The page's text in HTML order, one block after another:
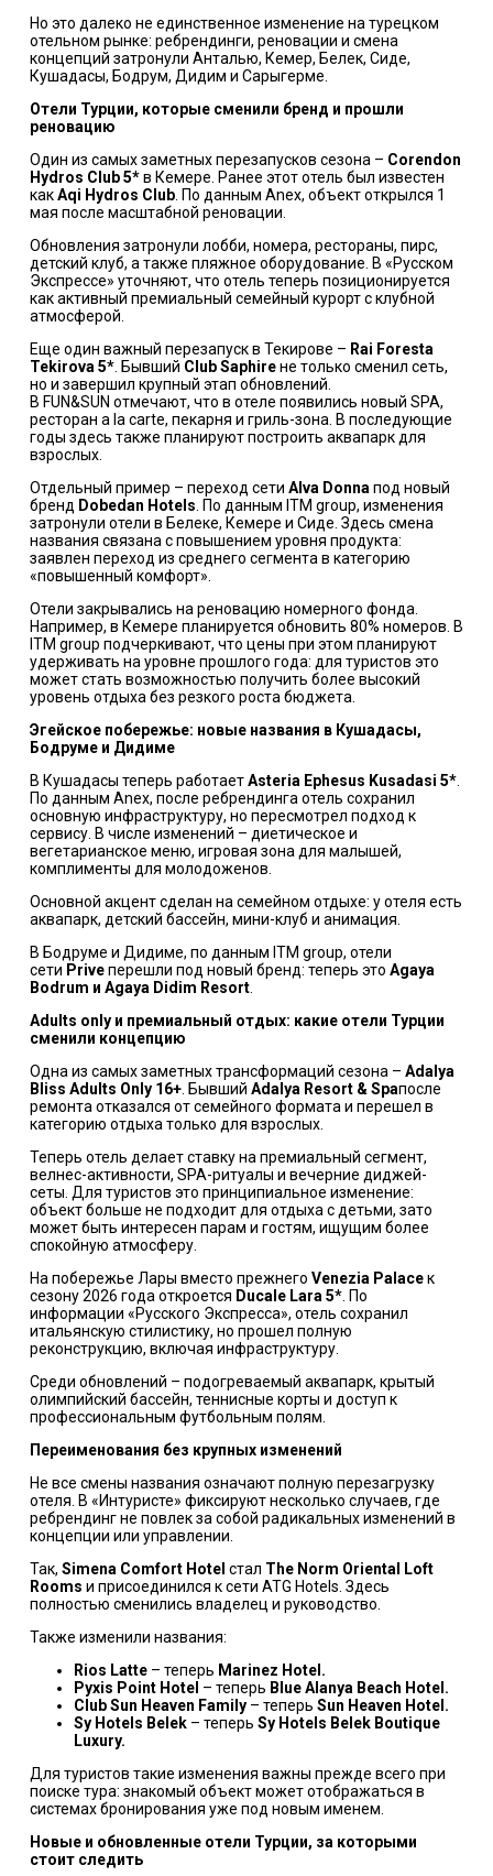
Но это далеко не единственное изменение на турецком
отельном рынке: ребрендинги, реновации и смена
концепций затронули Анталью, Кемер, Белек, Сиде,
Кушадасы, Бодрум, Дидим и Сарыгерме.
Отели Турции, которые сменили бренд и прошли
реновацию
Один из самых заметных перезапусков сезона – Corendon
Hydros Club 5*в Кемере. Ранее этот отель был известен
какAqi Hydros Club. По данным Anex, объект открылся 1
мая после масштабной реновации.
Обновления затронули лобби, номера, рестораны, пирс,
детский клуб, а также пляжное оборудование. В «Русском
Экспрессе» уточняют, что отель теперь позиционируется
как активный премиальный семейный курорт с клубной
атмосферой.
Еще один важный перезапуск в Текирове – Rai Foresta
Tekirova 5*. Бывший Club Saphireне только сменил сеть,
но и завершил крупный этап обновлений.
В FUN&SUN отмечают, что в отеле появились новый SPA,
ресторан a la carte, пекарня и гриль-зона. В последующие
годы здесь также планируют построить аквапарк для
взрослых.
Отдельный пример – переход сети Alva Donna под новый
бренд Dobedan Hotels . По данным ITM group, изменения
затронули отели в Белеке, Кемере и Сиде. Здесь смена
названия связана с повышением уровня продукта:
заявлен переход из среднего сегмента в категорию
«повышенный комфорт».
Отели закрывались на реновацию номерного фонда.
Например, в Кемере планируется обновить 80% номеров. В
ITM group подчеркивают, что цены при этом планируют
удерживать на уровне прошлого года: для туристов это
может стать возможностью получить более высокий
уровень отдыха без резкого роста бюджета.
Эгейское побережье: новые названия в Кушадасы,
Бодруме и Дидиме
В Кушадасы теперь работаетAsteria Ephesus Kusadasi 5*.
По данным Anex, после ребрендинга отель сохранил
основную инфраструктуру, но пересмотрел подход к
сервису. В числе изменений – диетическое и
вегетарианское меню, игровая зона для малышей,
комплименты для молодоженов.
Основной акцент сделан на семейном отдыхе: у отеля есть
аквапарк, детский бассейн, мини-клуб и анимация.
В Бодруме и Дидиме, по данным ITM group, отели
сети Priveперешли под новый бренд: теперь это Agaya
Bodrum и Agaya Didim Resort.
Adults only и премиальный отдых: какие отели Турции
сменили концепцию
Одна из самых заметных трансформаций сезона – Adalya
Bliss Adults Only 16+. Бывший Adalya Resort & Spaпосле
ремонта отказался от семейного формата и перешел в
категорию отдыха только для взрослых.
Теперь отель делает ставку на премиальный сегмент,
велнес-активности, SPA-ритуалы и вечерние диджей-
сеты. Для туристов это принципиальное изменение:
объект больше не подходит для отдыха с детьми, зато
может быть интересен парам и гостям, ищущим более
спокойную атмосферу.
На побережье Лары вместо прежнего Venezia Palaceк
сезону 2026 года откроется Ducale Lara 5*. По
информации «Русского Экспресса», отель сохранил
итальянскую стилистику, но прошел полную
реконструкцию, включая инфраструктуру.
Среди обновлений – подогреваемый аквапарк, крытый
олимпийский бассейн, теннисные корты и доступ к
профессиональным футбольным полям.
Переименования без крупных изменений
Не все смены названия означают полную перезагрузку
отеля. В «Интуристе» фиксируют несколько случаев, где
ребрендинг не повлек за собой радикальных изменений в
концепции или управлении.
Так, Simena Comfort Hotel стал The Norm Oriental Loft
Rooms и присоединился к сети ATG Hotels. Здесь
полностью сменились владелец и руководство.
Также изменили названия:
Rios Latte– теперь Marinez Hotel.
Pyxis Point Hotel – теперь Blue Alanya Beach Hotel.
Club Sun Heaven Family– теперь Sun Heaven Hotel.
Sy Hotels Belek– теперь Sy Hotels Belek Boutique
Luxury.
Для туристов такие изменения важны прежде всего при
поиске тура: знакомый объект может отображаться в
системах бронирования уже под новым именем.
Новые и обновленные отели Турции, за которыми
стоит следить